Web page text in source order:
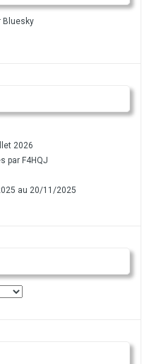
2026
par F4HQJ
au 20/11/2025